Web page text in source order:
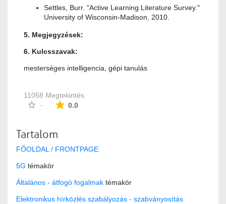
Settles, Burr. "Active Learning Literature Survey."
University of Wisconsin-Madison, 2010.
5. Megjegyzések:
6. Kulcsszavak:
mesterséges intelligencia, gépi tanulás
11058 Megtekintés
-
0.0Az átlagos minősítés 0 csillag a lehetséges 5-
Tartalom
FŐOLDAL / FRONTPAGE
5G témakör
Általános - átfogó fogalmak témakör
Elektronikus hírközlés szabályozás - szabványosítás